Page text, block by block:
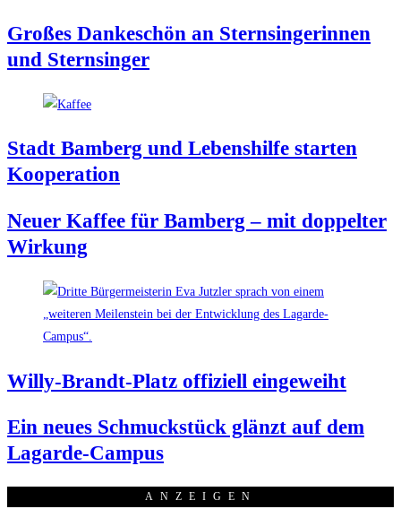
Gro­ßes Dan­ke­schön an Stern­sin­ge­rin­nen
und Sternsinger
Stadt Bam­berg und Lebens­hil­fe star­ten
Kooperation
Neu­er Kaf­fee für Bam­berg – mit dop­pel­ter
Wirkung
Wil­ly-Brandt-Platz offi­zi­ell eingeweiht
Ein neu­es Schmuck­stück glänzt auf dem
Lagarde-Campus
ANZEI­GEN